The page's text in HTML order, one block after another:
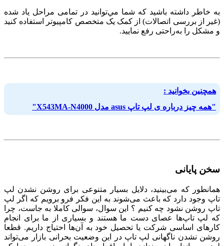
به خاطر داشته باشید که شما مي‌توانید در تمامی مراحل یاد شده
(غیر از بررسی اتصالات) از کمک یک متخصص کامپیوتر استفاده کنید
و مشکل را به‌راحتی رفع نمایید.
همچنین بخوانید :
"همه چیز درباره ی لپ تاپ asus مدل X543MA-N4000"
سخن پایانی
همانطور که می‌بینید، دلایل بسیار متنوعی برای روشن نشدن لپ
تاپ وجود دارد که باعث می‌شوند به این فکر فرو برویم که اگر لپ
تاپ روشن نشود چه کنیم ؟ این سوال، سوالی کاملا به جاست، چرا
که لپ تاپ‌‌ها عصای دست ما هستند و بسیاری از ما برای انجام
کارهای اساسی شرکت یا تحصیل خود به آن‌ها احتیاج داریم. قطعا
روشن نشدن ناگهانی لپ تاپ در این وضعیت بحرانی بازار می‌تواند